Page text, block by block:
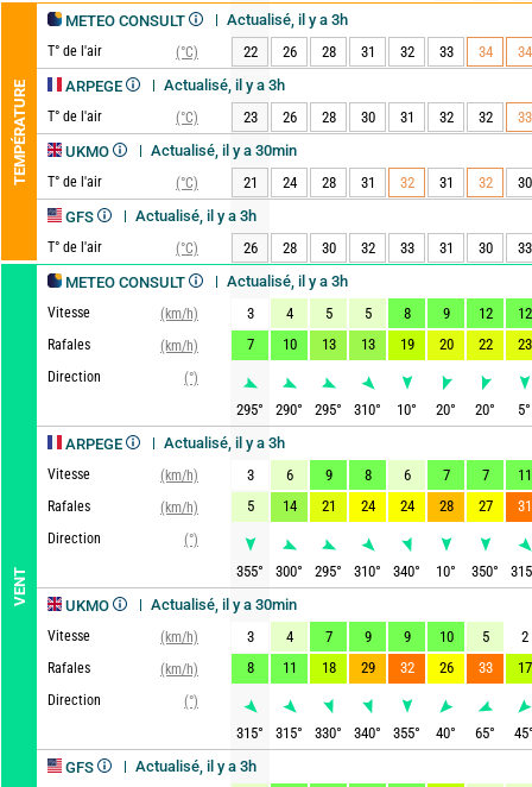
TEMPÉRATURE
METEO CONSULT Actualisé, il y a 3h
T° de l'air (°C)
ARPEGE Actualisé, il y a 3h
T° de l'air (°C)
UKMO Actualisé, il y a 30min
T° de l'air (°C)
GFS Actualisé, il y a 3h
T° de l'air (°C)
VENT
METEO CONSULT Actualisé, il y a 3h
Vitesse
(km/h)
Rafales
(km/h)
Direction
(°)
ARPEGE Actualisé, il y a 3h
Vitesse
(km/h)
Rafales
(km/h)
Direction
(°)
UKMO Actualisé, il y a 30min
Vitesse
(km/h)
Rafales
(km/h)
Direction
(°)
GFS Actualisé, il y a 3h
22 26 28 31 32 33 34 34
23 26 28 30 31 32 32 33
21 24 28 31 32 31 32 30
26 28 30 32 33 31 30 33
3 4 5 5 8 9 12
12
7
10 13 13 19 20 22 23
295° 290° 295° 310° 10° 20° 20° 5°
3 6 9 8 6 7 7
11
5
14 21 24 24 28 27 31
355° 300° 295° 310° 340° 10° 350° 315
3 4 7 9 9 10 5
2
8
11 18 29 32 26 33 17
315° 315° 330° 340° 355° 40° 65° 45